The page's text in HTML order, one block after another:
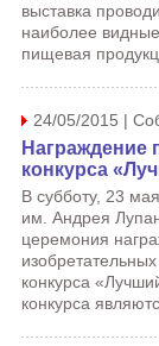
выставка
наиболее
пищевая
24/05/2015 |
Награждение
конкурса
В субботу, 23
им. Андрея
церемония
конкурса
конкурса